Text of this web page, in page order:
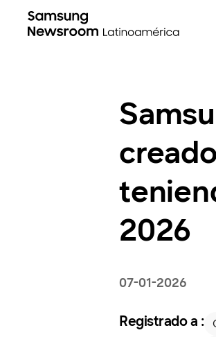
2026
07-01-2026
Registrado a :